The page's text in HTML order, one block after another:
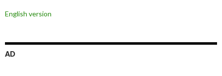
ン
English version
AD